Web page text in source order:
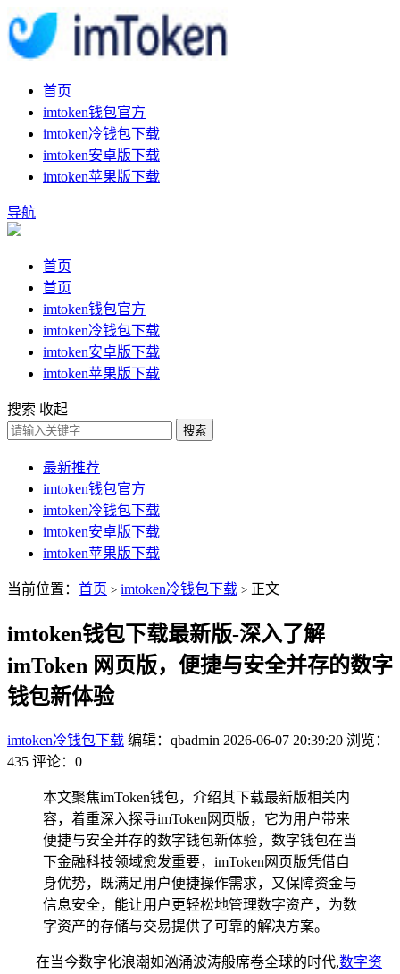
首页
imtoken钱包官方
imtoken冷钱包下载
imtoken安卓版下载
imtoken苹果版下载
导航
首页
首页
imtoken钱包官方
imtoken冷钱包下载
imtoken安卓版下载
imtoken苹果版下载
搜索 收起
搜索
最新推荐
imtoken钱包官方
imtoken冷钱包下载
imtoken安卓版下载
imtoken苹果版下载
当前位置： 首页 > imtoken冷钱包下载 > 正文
imtoken钱包下载最新版-深入了解
imToken 网页版，便捷与安全并存的数字
钱包新体验
imtoken冷钱包下载 编辑：qbadmin 2026-06-07 20:39:20 浏览：
435 评论：0
本文聚焦imToken钱包，介绍其下载最新版相关内
容，着重深入探寻imToken网页版，它为用户带来
便捷与安全并存的数字钱包新体验，数字钱包在当
下金融科技领域愈发重要，imToken网页版凭借自
身优势，既满足用户便捷操作需求，又保障资金与
信息安全，能让用户更轻松地管理数字资产，为数
字资产的存储与交易提供了可靠的解决方案。
在当今数字化浪潮如汹涌波涛般席卷全球的时代,数字资